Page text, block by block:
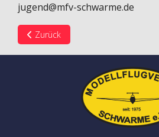
jugend@mfv-schwarme.de
Vorheriger Beitrag: Jugendlager 2017
Zurück